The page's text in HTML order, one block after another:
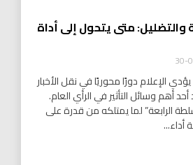
والتضليل: متى يتحول إلى أداة
الإعلام دورًا محوريًا في نقل الأخبار
أهم وسائل التأثير في الرأي العام.
الرابعة” لما يمتلكه من قدرة على